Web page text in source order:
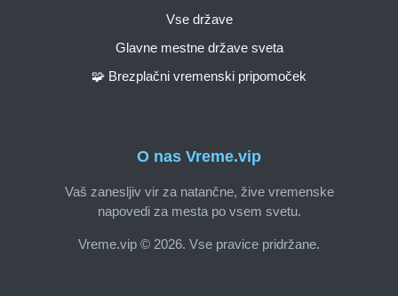
O nas Vreme.vip
Vaš zanesljiv vir za natančne, žive vremenske
napovedi za mesta po vsem svetu.
Vreme.vip © 2026. Vse pravice pridržane.
Vse države
Glavne mestne države sveta
🧩 Brezplačni vremenski pripomoček